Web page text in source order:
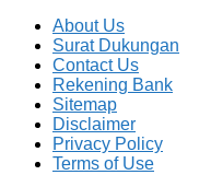
About Us
Surat Dukungan
Contact Us
Rekening Bank
Sitemap
Disclaimer
Privacy Policy
Terms of Use